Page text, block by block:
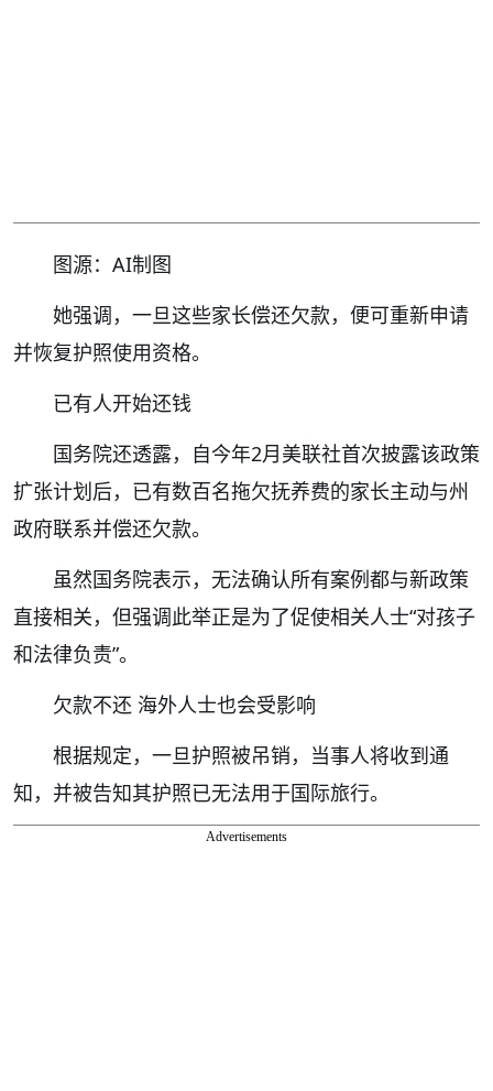
图源：AI制图
她强调，一旦这些家长偿还欠款，便可重新申请
并恢复护照使用资格。
已有人开始还钱
国务院还透露，自今年2月美联社首次披露该政策
扩张计划后，已有数百名拖欠抚养费的家长主动与州
政府联系并偿还欠款。
虽然国务院表示，无法确认所有案例都与新政策
直接相关，但强调此举正是为了促使相关人士“对孩子
和法律负责”。
欠款不还 海外人士也会受影响
根据规定，一旦护照被吊销，当事人将收到通
知，并被告知其护照已无法用于国际旅行。
Advertisements